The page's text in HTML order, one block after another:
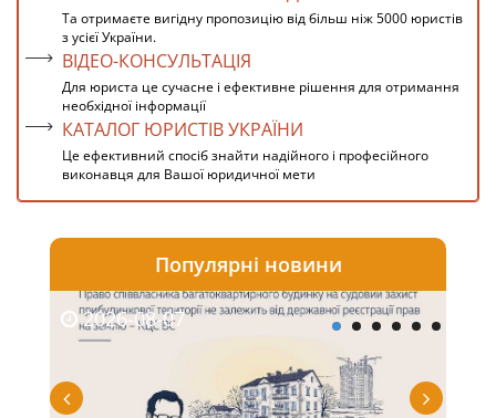
Та отримаєте вигідну пропозицію від більш ніж 5000 юристів
з усієї України.
ВІДЕО-КОНСУЛЬТАЦІЯ
Для юриста це сучасне і ефективне рішення для отримання
необхідної інформації
КАТАЛОГ ЮРИСТІВ УКРАЇНИ
Це ефективний спосіб знайти надійного і професійного
виконавця для Вашої юридичної мети
Популярні новини
2026-08-07